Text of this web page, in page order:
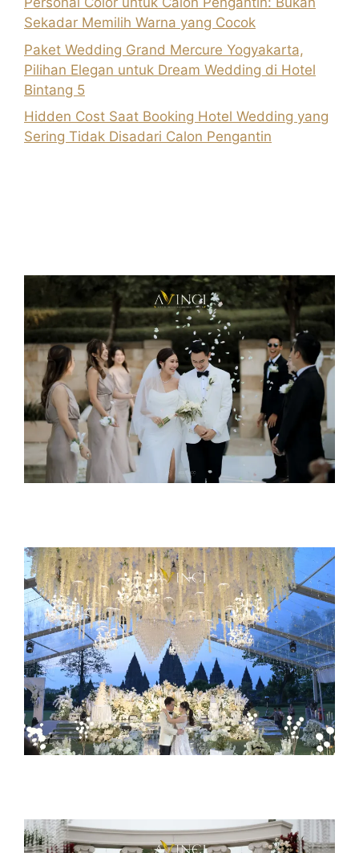
Sekadar Memilih Warna yang Cocok
Paket Wedding Grand Mercure Yogyakarta,
Pilihan Elegan untuk Dream Wedding di Hotel
Bintang 5
Hidden Cost Saat Booking Hotel Wedding yang
Sering Tidak Disadari Calon Pengantin